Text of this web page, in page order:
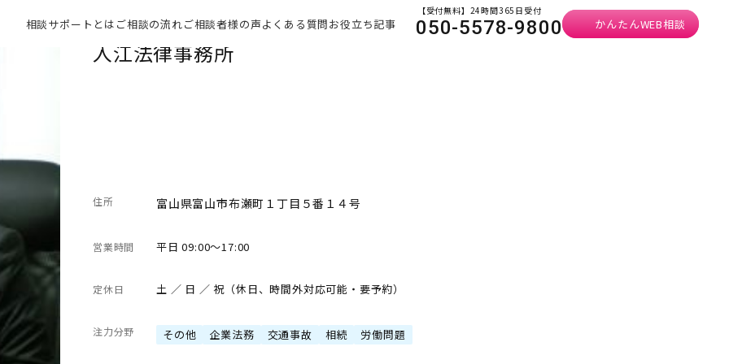
相談サポートとは ご相談の流れご相談者様の声よくある質問お役立ち記事
【受付無料】24時間365日受付
050-5578-9800 かんたんWEB相談
入江法律事務所
住所 富山県富山市布瀬町１丁目５番１４号
営業時間 平日 09:00～17:00
定休日 土 ／ 日 ／ 祝（休日、時間外対応可能・要予約）
注力分野 その他 企業法務 交通事故 相続 労働問題